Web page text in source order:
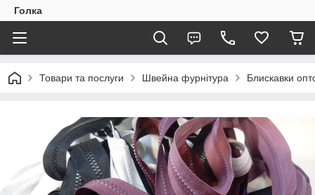
Голка
Товари та послуги Швейна фурнітура Блискавки